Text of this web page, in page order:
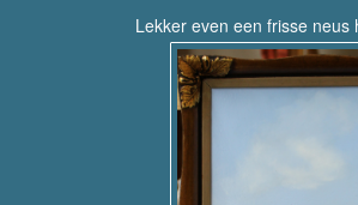
Lekker even een frisse neus